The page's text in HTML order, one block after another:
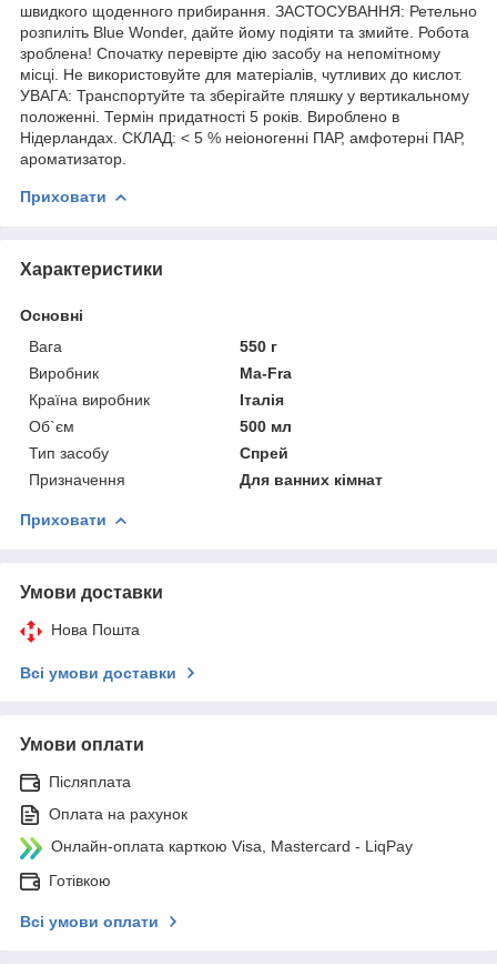
швидкого щоденного прибирання. ЗАСТОСУВАННЯ: Ретельно
розпиліть Blue Wonder, дайте йому подіяти та змийте. Робота
зроблена! Спочатку перевірте дію засобу на непомітному
місці. Не використовуйте для матеріалів, чутливих до кислот.
УВАГА: Транспортуйте та зберігайте пляшку у вертикальному
положенні. Термін придатності 5 років. Вироблено в
Нідерландах. СКЛАД: < 5 % неіоногенні ПАР, амфотерні ПАР,
ароматизатор.
Приховати
Характеристики
Основні
Вага
550 г
Виробник
Ma-Fra
Країна виробник
Італія
Об`єм
500 мл
Тип засобу
Спрей
Призначення
Для ванних кімнат
Приховати
Умови доставки
Нова Пошта
Всі умови доставки
Умови оплати
Післяплата
Оплата на рахунок
Онлайн-оплата карткою Visa, Mastercard - LiqPay
Готівкою
Всі умови оплати